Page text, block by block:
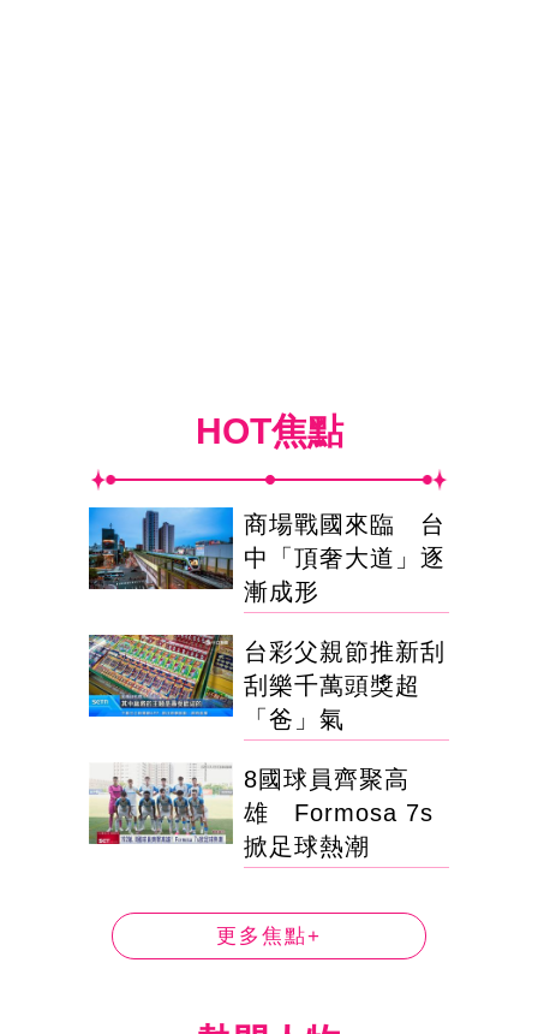
HOT焦點
商場戰國來臨 台
中「頂奢大道」逐
漸成形
台彩父親節推新刮
刮樂千萬頭獎超
「爸」氣
8國球員齊聚高
雄 Formosa 7s
掀足球熱潮
更多焦點+